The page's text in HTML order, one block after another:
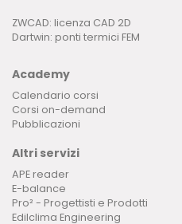
ZWCAD: licenza CAD 2D
Dartwin: ponti termici FEM
Academy
Calendario corsi
Corsi on-demand
Pubblicazioni
Altri servizi
APE reader
E-balance
Pro² - Progettisti e Prodotti
Edilclima Engineering